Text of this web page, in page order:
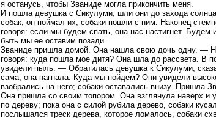
я останусь, чтобы Званиде могла прикончить меня.
И пошла девушка с Сикулуми; шли они до захода
собак; он поймал их, собаки пошли с ним. Наконец
говоря: если мы будем спать, она нас настигнет. Будем
быть мы ее оставим позади.
Званиде пришла домой. Она нашла свою дочь одну. —
говоря: куда пошла мое дитя? Она шла до рассвета. В
увидели пыль. — Обратилась девушка к Сикулуми,
сама; она нагнала. Куда мы пойдем? Они увидели
взобрались на него; собаки оставались внизу. Пришла
Она пришла со своим топором. Она взглянула наверх и
по дереву; пока она с силой рубила дерево, собаки
послышался треск дерева, которое ломалось, собаки